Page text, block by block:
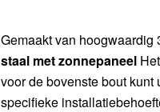
Gemaakt van
staal met zonnepaneel
voor de bovenste bout
specifieke